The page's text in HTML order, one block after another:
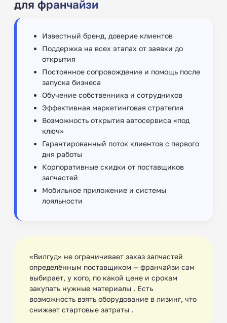
для франчайзи
Известный бренд, доверие клиентов
Поддержка на всех этапах от заявки до
открытия
Постоянное сопровождение и помощь после
запуска бизнеса ‍
Обучение собственника и сотрудников
Эффективная маркетинговая стратегия
Возможность открытия автосервиса «под
ключ»
Гарантированный поток клиентов с первого
дня работы
Корпоративные скидки от поставщиков
запчастей
Мобильное приложение и системы
лояльности
«Вилгуд» не ограничивает заказ запчастей
определённым поставщиком — франчайзи сам
выбирает, у кого, по какой цене и срокам
закупать нужные материалы . Есть
возможность взять оборудование в лизинг, что
снижает стартовые затраты .